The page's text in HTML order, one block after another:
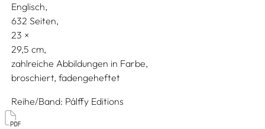
Englisch
632 Seiten,
23
29,5
zahlreiche Abbildungen in Farbe
broschiert, fadengeheftet
Reihe/Band Pálffy Editions